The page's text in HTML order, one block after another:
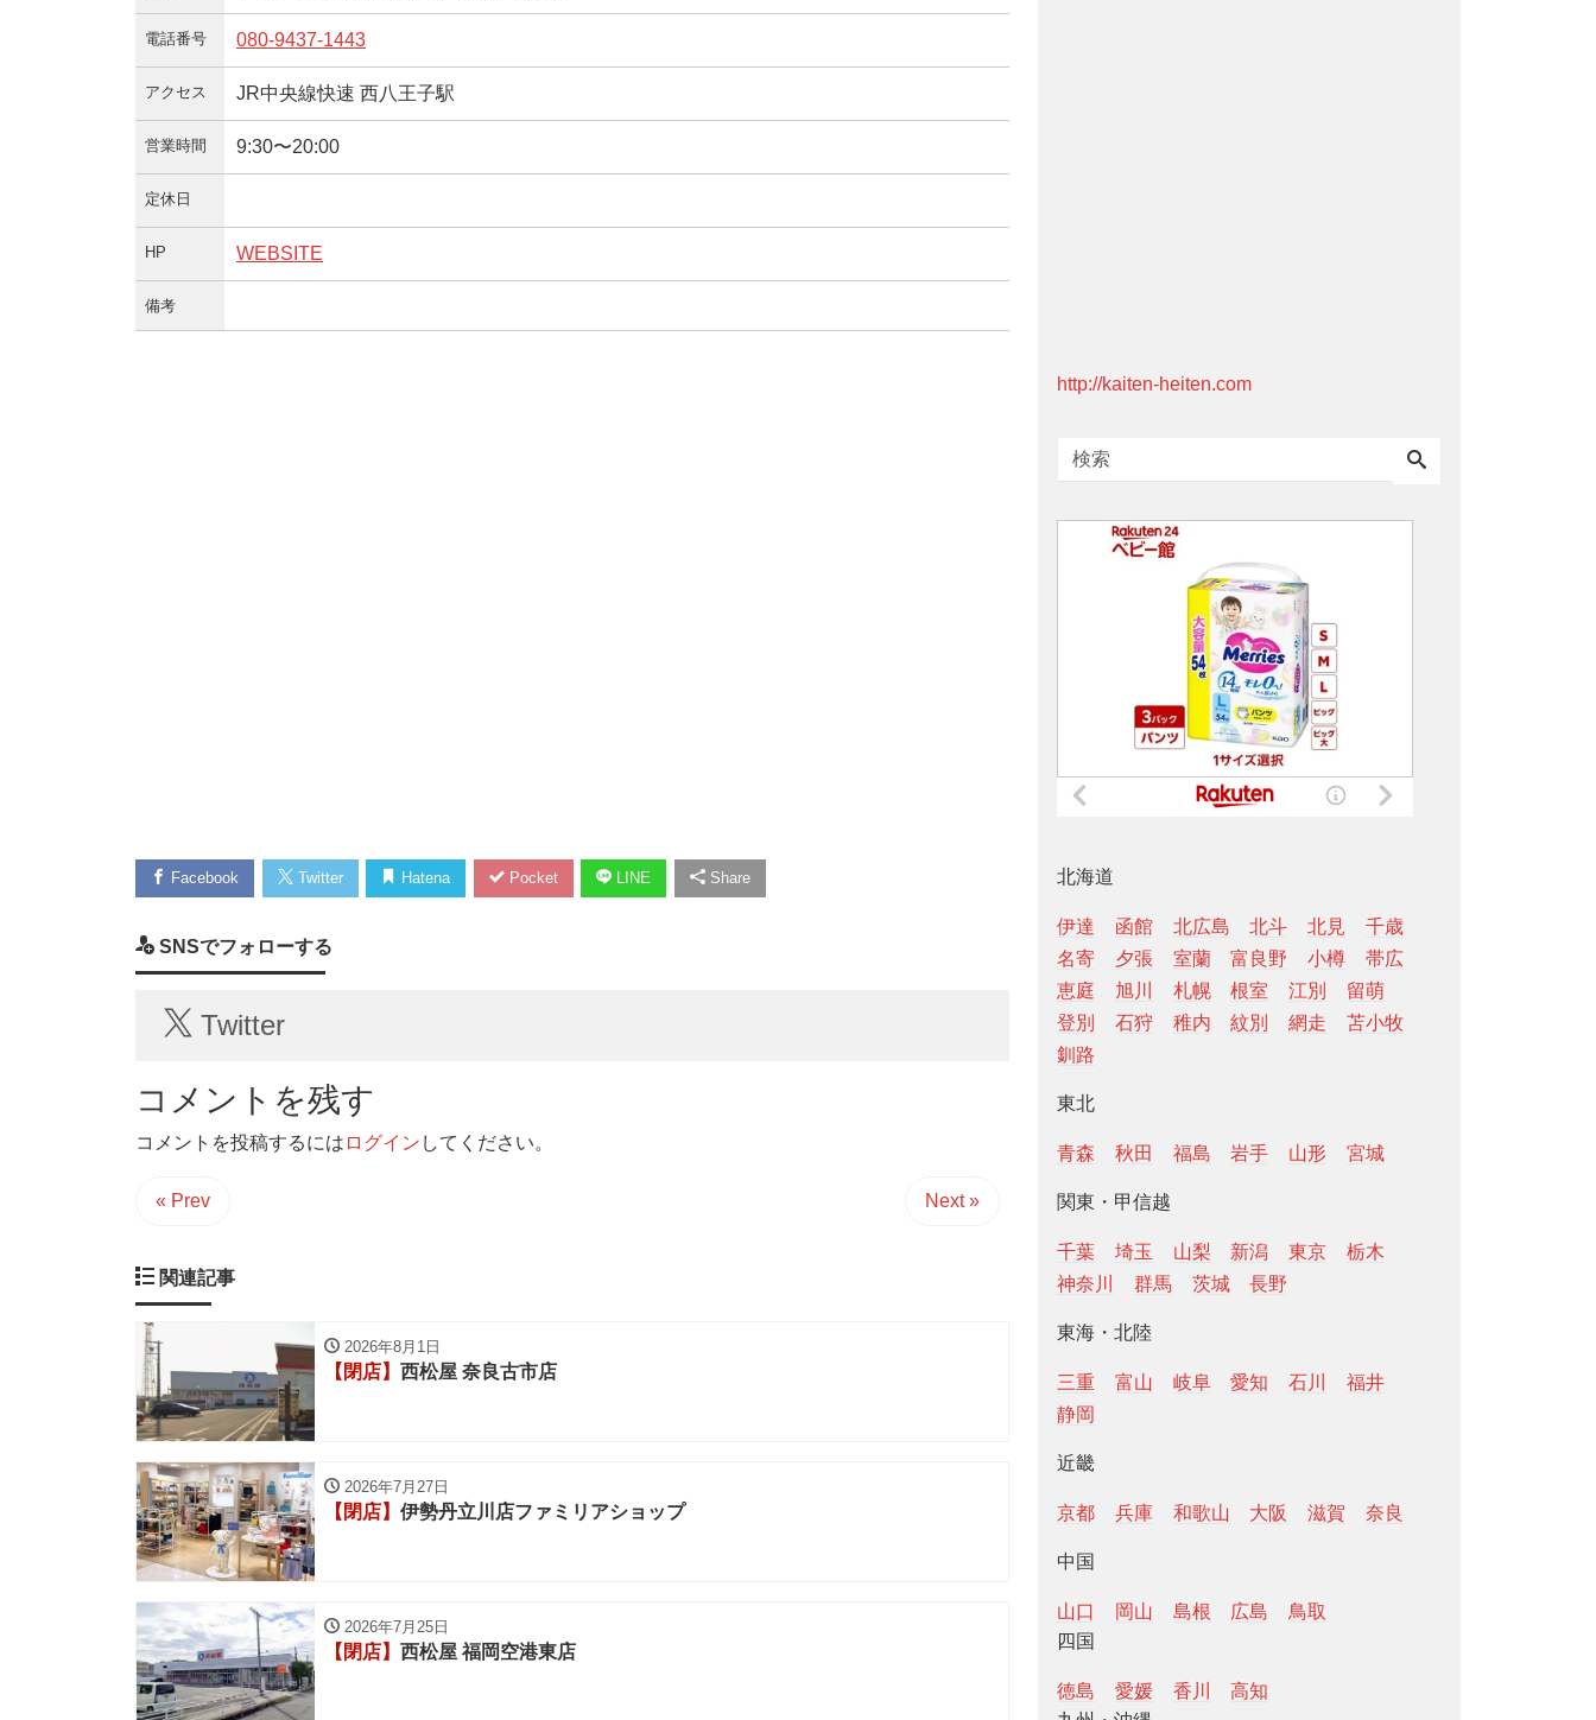
電話番号 080-9437-1443
アクセス JR中央線快速 西八王子駅
営業時間 9:30〜20:00
定休日
HP WEBSITE
備考
Facebook Twitter Hatena Pocket LINE Share
SNSでフォローする
Twitter
コメントを残す
コメントを投稿するには ログイン してください。
« Prev Next »
関連記事
2026年8月1日
【閉店】 西松屋 奈良古市店
2026年7月27日
【閉店】 伊勢丹立川店ファミリアショップ
2026年7月25日
【閉店】 西松屋 福岡空港東店
http://kaiten-heiten.com
北海道
伊達 函館 北広島 北斗 北見
千歳
名寄
夕張 室蘭 富良野 小樽
帯広
恵庭
旭川 札幌 根室 江別
留萌
登別
石狩 稚内 紋別 網走
苫小牧
釧路
東北
青森 秋田 福島 岩手 山形 宮城
関東・甲信越
千葉 埼玉 山梨 新潟 東京
栃木
神奈川
群馬 茨城 長野
東海・北陸
三重 富山 岐阜 愛知 石川
福井
静岡
近畿
京都 兵庫 和歌山 大阪 滋賀 奈良
中国
山口 岡山 島根 広島
鳥取
四国
徳島 愛媛 香川
高知